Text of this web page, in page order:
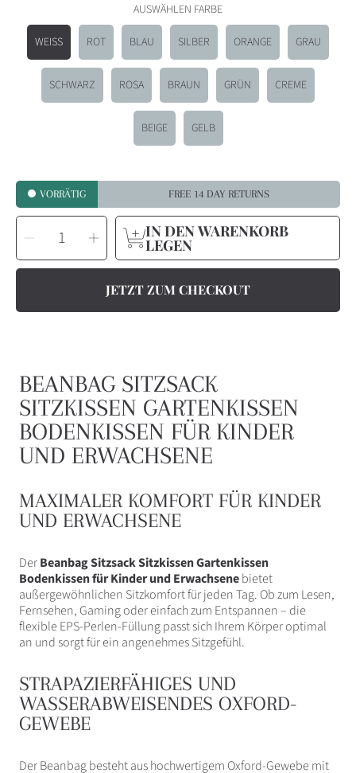
AUSWÄHLEN FARBE
WEISS ROT BLAU SILBER ORANGE GRAU
SCHWARZ ROSA BRAUN GRÜN CREME
BEIGE GELB
VORRÄTIG FREE 14 DAY RETURNS
MENGE
AUSWÄHLENMenge
Beanbag
Sitzsack
Sitzkissen
Gartenkissen
Bodenkissen
Kinder
und
Menge
für
Beanbag
Sitzsack
Sitzkissen
Gartenkissen
Bodenkissen
für
Kinder
und
IN DEN WARENKORB
LEGEN
JETZT ZUM CHECKOUT
BEANBAG SITZSACK
SITZKISSEN GARTENKISSEN
BODENKISSEN FÜR KINDER
UND ERWACHSENE
MAXIMALER KOMFORT FÜR KINDER
UND ERWACHSENE
DerBeanbag Sitzsack Sitzkissen Gartenkissen
Bodenkissen für Kinder und Erwachsenebietet
außergewöhnlichen Sitzkomfort für jeden Tag. Ob zum Lesen,
Fernsehen, Gaming oder einfach zum Entspannen – die
flexible EPS-Perlen-Füllung passt sich Ihrem Körper optimal
an und sorgt für ein angenehmes Sitzgefühl.
STRAPAZIERFÄHIGES UND
WASSERABWEISENDES OXFORD-
GEWEBE
Der Beanbag besteht aus hochwertigem Oxford-Gewebe mit